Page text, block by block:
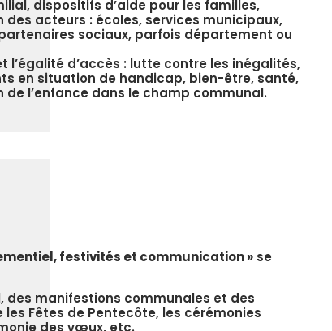
dispositifs d’aide pour les familles,
des acteurs : écoles, services municipaux,
sociaux, parfois département ou
l’égalité d’accès : lutte contre les inégalités,
en situation de handicap, bien-être, santé,
l’enfance dans le champ communal.
festivités et communication » se
des manifestions communales et des
Fêtes de Pentecôte, les cérémonies
des vœux, etc.